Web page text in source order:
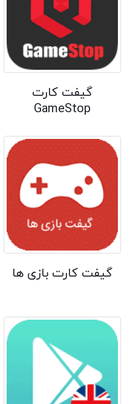
گیفت کارت
GameStop
گیفت کارت بازی ها